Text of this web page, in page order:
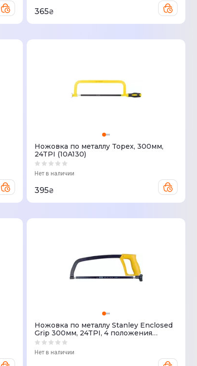
365₴
Ножовка по металлу Topex, 300мм,
24TPI (10A130)
Нет в наличии
395₴
Ножовка по металлу Stanley Enclosed
Grip 300мм, 24TPI, 4 положения
полотна
Нет в наличии